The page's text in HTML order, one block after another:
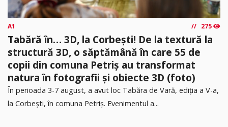
A1 275
Tabără în… 3D, la Corbești! De la textură la
structură 3D, o săptămână în care 55 de
copii din comuna Petriș au transformat
natura în fotografii și obiecte 3D (foto)
În perioada 3-7 august, a avut loc Tabăra de Vară, ediția a V-a,
la Corbești, în comuna Petriș. Evenimentul a...